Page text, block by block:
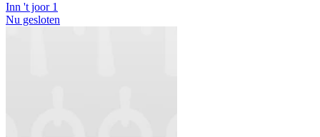
Inn 't joor 1
Nu gesloten